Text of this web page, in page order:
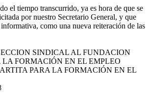
el tiempo transcurrido, ya es hora de que se
por nuestro Secretario General, y que
como una nueva reiteración de las
SINDICAL AL FUNDACION
LA FORMACIÓN EN EL EMPLEO
PARA LA FORMACIÓN EN EL